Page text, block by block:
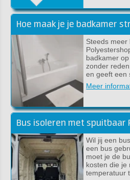
Hoe maak je je badkamer
Steeds meer
badkamer
zonder
en geeft een
Meer
Bus isoleren met spuitbaar
Wil jij een
een bus
moet je de
kosten die je
temperatuur